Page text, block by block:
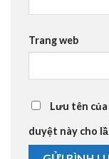
Trang web
Lưu tên
duyệt này cho